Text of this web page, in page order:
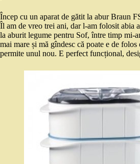
Încep cu un aparat de gătit la abur Braun
Îl am de vreo trei ani, dar l-am folosit abia
la aburit legume pentru Sof, între timp mi-
mai mare și mă gîndesc că poate e de folos
permite unul nou. E perfect funcțional,